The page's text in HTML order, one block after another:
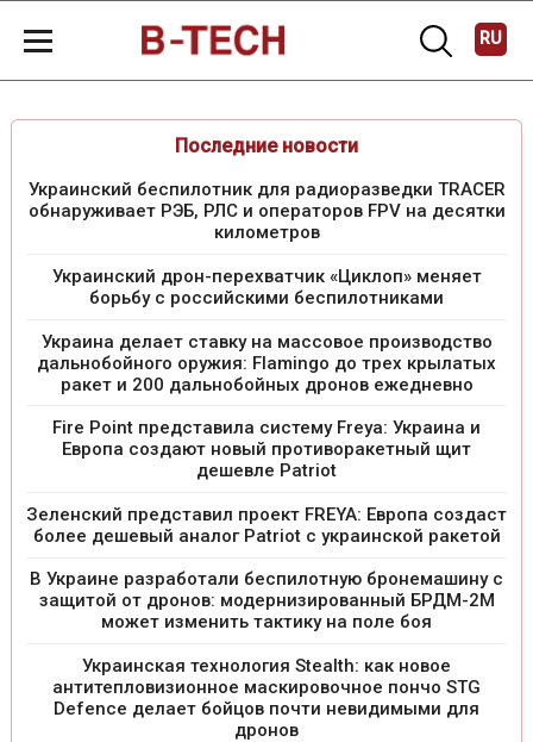
RU
Последние новости
Украинский беспилотник для радиоразведки TRACER
обнаруживает РЭБ, РЛС и операторов FPV на десятки
километров
Украинский дрон-перехватчик «Циклоп» меняет
борьбу с российскими беспилотниками
Украина делает ставку на массовое производство
дальнобойного оружия: Flamingo до трех крылатых
ракет и 200 дальнобойных дронов ежедневно
Fire Point представила систему Freya: Украина и
Европа создают новый противоракетный щит
дешевле Patriot
Зеленский представил проект FREYA: Европа создаст
более дешевый аналог Patriot с украинской ракетой
В Украине разработали беспилотную бронемашину с
защитой от дронов: модернизированный БРДМ-2М
может изменить тактику на поле боя
Украинская технология Stealth: как новое
антитепловизионное маскировочное пончо STG
Defence делает бойцов почти невидимыми для
дронов